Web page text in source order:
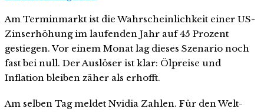
Am Terminmarkt ist die Wahrscheinlichkeit einer US-
Zinserhöhung im laufenden Jahr auf 45 Prozent
gestiegen. Vor einem Monat lag dieses Szenario noch
fast bei null. Der Auslöser ist klar: Ölpreise und
Inflation bleiben zäher als erhofft.
Am selben Tag meldet Nvidia Zahlen. Für den Welt-